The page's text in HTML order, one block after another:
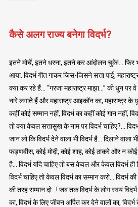
कैसे अलग राज्य बनेगा विदर्भ?
इतने मोर्चे, इतने धरना, इतने कर आंदोलन चुके!… फिर
आया. विदर्भ गीत गाकर जिस-जिसने सत्ता पाई,
क्या कर रहे हैं… “गरजा महाराष्ट्र माझा…” की धुन पर
नारे लगाते हैं और महाराष्ट्र आइकॉन का, महाराष्ट्र के
कहीं कोई सम्मान नहीं, विदर्भ का कहीं कोई गान नहीं,
तो क्या केवल सत्तासुख के नाम पर विदर्भ चाहिए?…
जान लो कि विदर्भ देने वाला भी विदर्भ है… दिलाने वाला
फड़णवीस, कोई मोदी, कोई शाह, कोई ठाकरे और न कोई
है… विदर्भ यदि चाहिए तो बस केवल और केवल विदर्भ ही
विदर्भ चाहिए तो केवल विदर्भ का सम्मान करो… विदर्भ
की तरह सम्मान दो…! जब तक विदर्भ के लोग स्वयं
का, विदर्भ के लिए जीवन अर्पित कर देने वालों का,